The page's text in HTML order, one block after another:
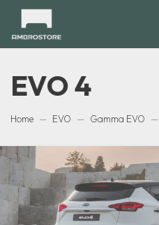
EVO 4
Home EVO Gamma EVO